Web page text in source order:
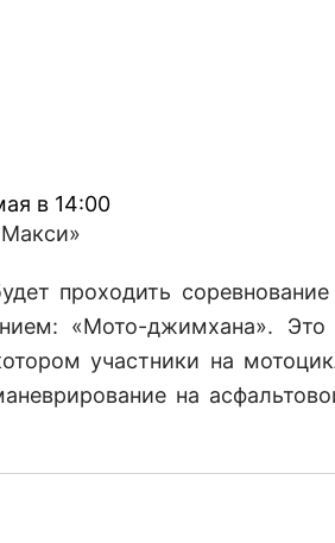
в 14:00
проходить
«Мото-джимхана». Это
участники на
на